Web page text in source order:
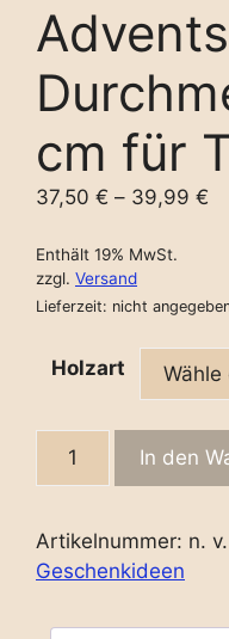
cm für
37,50 € – 39,99 €
Enthält 19% MwSt.
zzgl. Versand
Lieferzeit: nicht
Holzart
Adventsbrett
cm
für
quantity
In den
Artikelnummer: n. v.
Geschenkideen